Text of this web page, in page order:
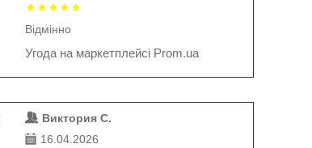
Відмінно
Угода на маркетплейсі Prom.ua
Виктория С.
16.04.2026